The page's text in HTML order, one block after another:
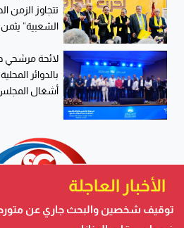
تتجاوز الزمن
الشعبية” يثمن...
لائحة مرشحي
بالدوائر
أشغال
الأخبار العاجلة
توقيف شخصين والبحث جاري عن